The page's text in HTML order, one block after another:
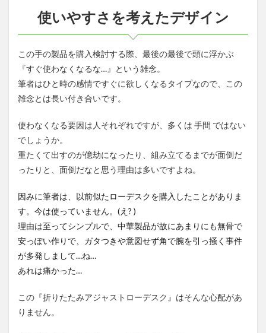
使いやすさを考えたデザイン
この手の製品を購入検討する際、最後の最後で頭に浮かぶ
『すぐ使わなくなるな…』という雑念。
筆者はひと時の感情ですぐに欲しくなるタイプなので、この
雑念とは長い付き合いです。
使わなくなる要因は人それぞれですが、多くは 手間 ではない
でしょうか。
重たくて出すのが億劫になったり、組み立てるまでが面倒だ
ったりと、面倒だなと思う理由は多いですよね。
因みに筆者は、以前似たローデスクを購入したことがありま
す。今は使っていません。(え? )
理由は至ってシンプルで、中華製品が故にあまりにも無骨で
安っぽい作りで、ガタつきや意図せず角で腕を引っ掻く事件
が多発しまして…ね…
あれは痛かった…
この『折りたたみアジャストローデスク』はそんな心配があ
りません。